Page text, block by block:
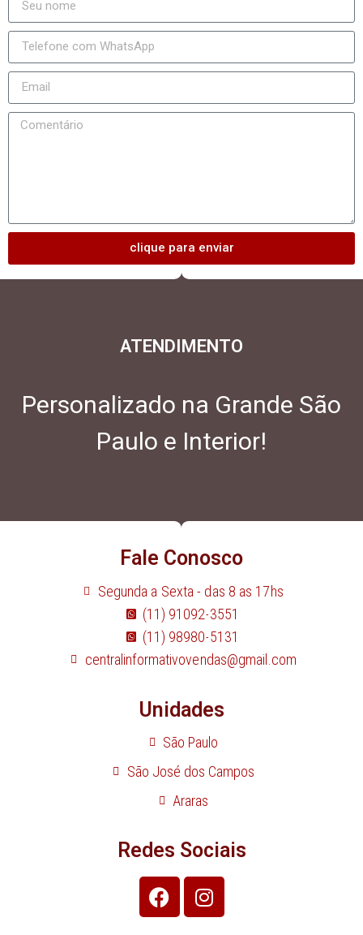
clique para enviar
ATENDIMENTO
Personalizado na Grande São
Paulo e Interior!
Fale Conosco
Segunda a Sexta - das 8 as 17hs
(11) 91092-3551
(11) 98980-5131
centralinformativovendas@gmail.com
Unidades
São Paulo
São José dos Campos
Araras
Redes Sociais